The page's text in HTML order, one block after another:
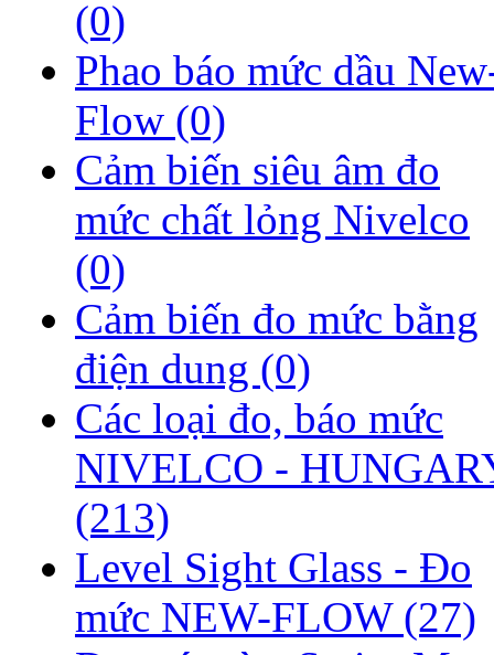
(0)
Phao báo mức dầu
Flow (0)
Cảm biến siêu âm đo
mức chất lỏng Nivelco
(0)
Cảm biến đo mức bằng
điện dung (0)
Các loại đo, báo mức
NIVELCO -
(213)
Level Sight Glass - Đo
mức NEW-FLOW (27)